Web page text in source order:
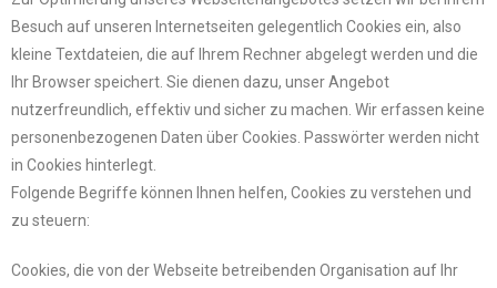
Besuch auf unseren Internetseiten gelegentlich Cookies ein, also
kleine Textdateien, die auf Ihrem Rechner abgelegt werden und die
Ihr Browser speichert. Sie dienen dazu, unser Angebot
nutzerfreundlich, effektiv und sicher zu machen. Wir erfassen keine
personenbezogenen Daten über Cookies. Passwörter werden nicht
in Cookies hinterlegt.
Folgende Begriffe können Ihnen helfen, Cookies zu verstehen und
zu steuern:
Cookies, die von der Webseite betreibenden Organisation auf Ihr